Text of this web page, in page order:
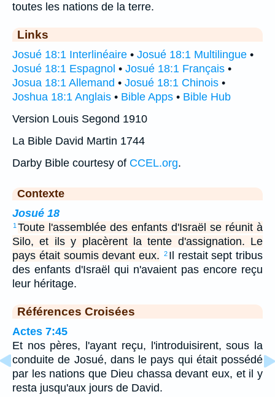
toutes les nations de la terre.
Links
Josué 18:1 Interlinéaire • Josué 18:1 Multilingue •
Josué 18:1 Espagnol • Josué 18:1 Français •
Josua 18:1 Allemand • Josué 18:1 Chinois •
Joshua 18:1 Anglais • Bible Apps • Bible Hub
Version Louis Segond 1910
La Bible David Martin 1744
Darby Bible courtesy of CCEL.org.
Contexte
Josué 18
1 Toute l'assemblée des enfants d'Israël se réunit à
Silo, et ils y placèrent la tente d'assignation. Le
pays était soumis devant eux.
2 Il restait sept tribus
des enfants d'Israël qui n'avaient pas encore reçu
leur héritage.
Références Croisées
Actes 7:45
Et nos pères, l'ayant reçu, l'introduisirent, sous la
conduite de Josué, dans le pays qui était possédé
par les nations que Dieu chassa devant eux, et il y
resta jusqu'aux jours de David.